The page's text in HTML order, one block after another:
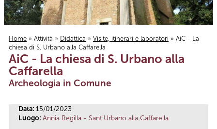
Tu sei qui
Home » Attività » Didattica » Visite, itinerari e laboratori » AiC - La
chiesa di S. Urbano alla Caffarella
AiC - La chiesa di S. Urbano alla
Caffarella
Archeologia in Comune
Data: 15/01/2023
Luogo: Annia Regilla - Sant'Urbano alla Caffarella